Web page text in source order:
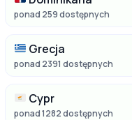
ponad 259 dostępnych
Grecja
ponad 2391 dostępnych
Cypr
ponad 1282 dostępnych